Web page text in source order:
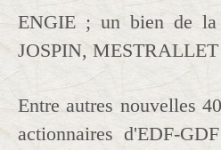
ENGIE ; un bien de
JOSPIN, MESTRALLET
Entre autres nouvelles
actionnaires d'EDF-